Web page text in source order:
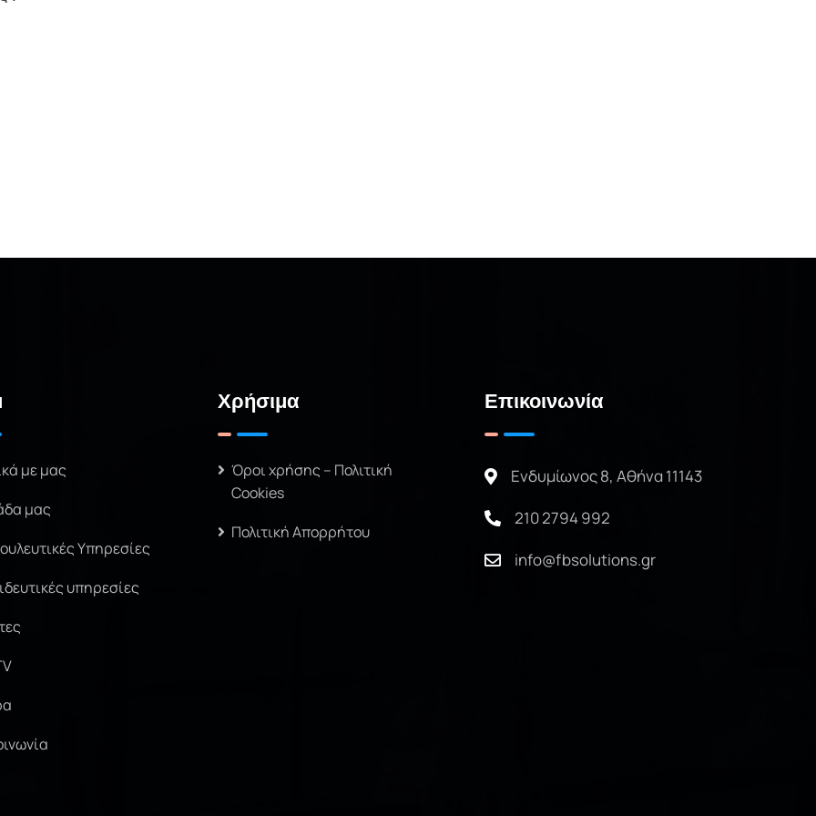
με μας
μας
Υπηρεσίες
υπηρεσίες
Χρήσιμα
Όροι χρήσης – Πολιτική
Cookies
Πολιτική Απορρήτου
Επικοινωνία
Ενδυμίωνος 8, Αθήνα 11143
210 2794 992
info@fbsolutions.gr